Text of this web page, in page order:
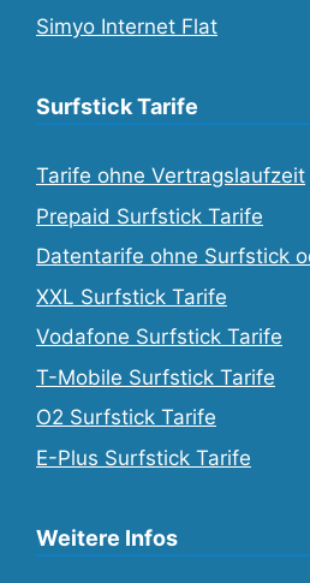
Simyo Internet Flat
Surfstick Tarife
Tarife ohne Vertragslaufzeit
Prepaid Surfstick Tarife
Datentarife ohne Surfstick
XXL Surfstick Tarife
Vodafone Surfstick Tarife
T-Mobile Surfstick Tarife
O2 Surfstick Tarife
E-Plus Surfstick Tarife
Weitere Infos